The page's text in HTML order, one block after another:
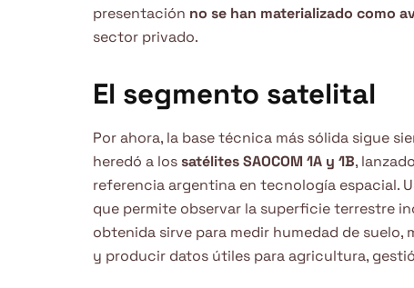
presentación no se han materializado como
sector privado.
El segmento satelital
Por ahora, la base técnica más sólida sigue
heredó a los satélites SAOCOM 1A y 1B,
referencia argentina en tecnología espacial.
que permite observar la superficie terrestre
obtenida sirve para medir humedad de
y producir datos útiles para agricultura,